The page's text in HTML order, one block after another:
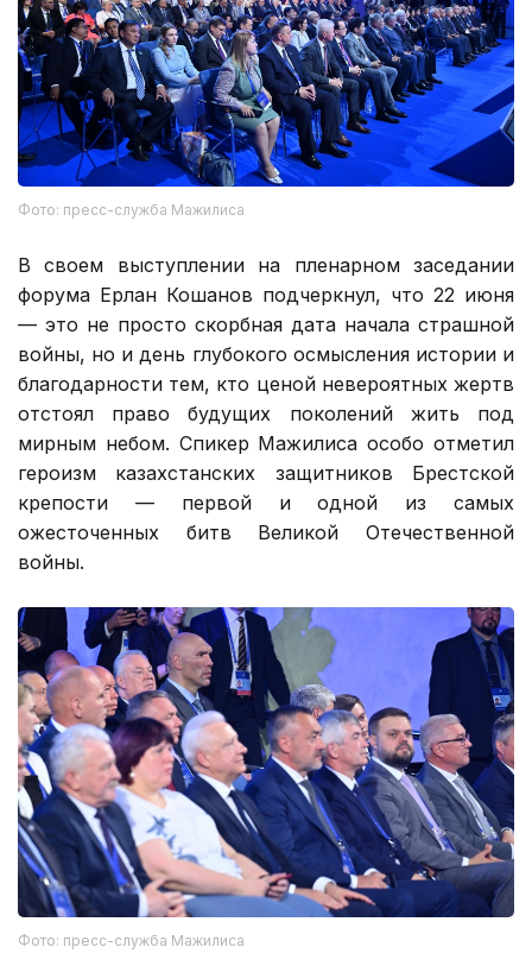
Фото: пресс-служба Мажилиса
В своем выступлении на пленарном заседании
форума Ерлан Кошанов подчеркнул, что 22 июня
— это не просто скорбная дата начала страшной
войны, но и день глубокого осмысления истории и
благодарности тем, кто ценой невероятных жертв
отстоял право будущих поколений жить под
мирным небом. Спикер Мажилиса особо отметил
героизм казахстанских защитников Брестской
крепости — первой и одной из самых
ожесточенных битв Великой Отечественной
войны.
Фото: пресс-служба Мажилиса